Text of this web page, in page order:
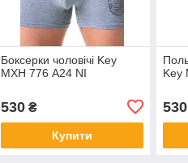
Боксерки чоловічі Key
MXH 776 А24 NI
530₴
Купити
Key
530